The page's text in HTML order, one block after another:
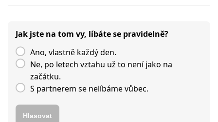
Jak jste na tom vy, líbáte se pravidelně?
Ano, vlastně každý den.
Ne, po letech vztahu už to není jako na
začátku.
S partnerem se nelíbáme vůbec.
Hlasovat